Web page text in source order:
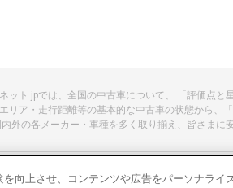
ット.jpでは、全国の中古車について、 「評価点と
リア・走行距離等の基本的な中古車の状態から、
外の各メーカー・車種を多く取り揃え、皆さまに
んのクルマ選びはオークネット.jp
向上させ、コンテンツや広告をパーソナライ